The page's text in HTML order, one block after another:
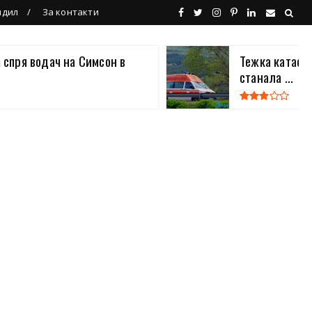
За контакти
водач на Симсон в
Тежка
станала ...